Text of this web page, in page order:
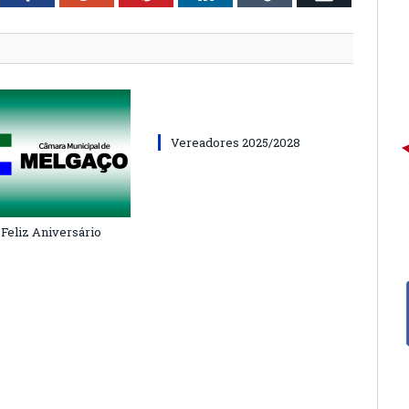
Aniversário
Vereadores 2025/2028